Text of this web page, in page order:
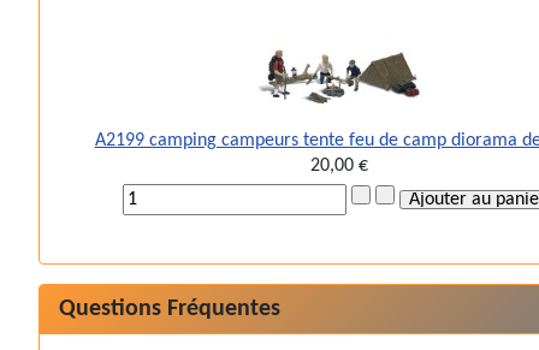
A2199 camping campeurs tente feu de camp diorama
20,00 €
Questions Fréquentes